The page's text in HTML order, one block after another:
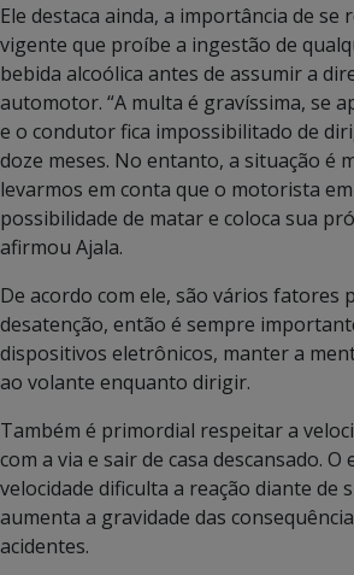
Ele destaca ainda, a importância de se
vigente que proíbe a ingestão de
bebida alcoólica antes de assumir a
automotor. “A multa é gravíssima, se
e o condutor fica impossibilitado de
doze meses. No entanto, a situação é
levarmos em conta que o motorista
possibilidade de matar e coloca sua
afirmou Ajala.
De acordo com ele, são vários fatores
desatenção, então é sempre
dispositivos eletrônicos, manter a
ao volante enquanto dirigir.
Também é primordial respeitar a
com a via e sair de casa descansado. O
velocidade dificulta a reação diante de
aumenta a gravidade das
acidentes.